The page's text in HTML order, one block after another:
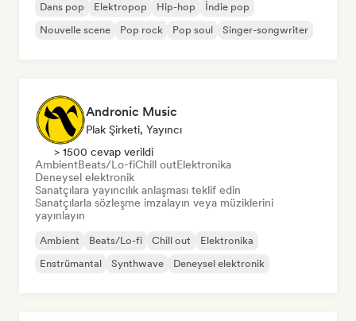
Dans pop Elektropop Hip-hop
İndie pop
Nouvelle scene
Pop rock Pop soul Singer-songwriter
Andronic Music
Plak Şirketi, Yayıncı
> 1500 cevap verildi
AmbientBeats/Lo-fiChill outElektronika
Deneysel elektronik
Sanatçılara yayıncılık anlaşması teklif edin
Sanatçılarla sözleşme imzalayın veya müziklerini
yayınlayın
Ambient Beats/Lo-fi Chill out
Elektronika
Enstrümantal
Synthwave Deneysel elektronik